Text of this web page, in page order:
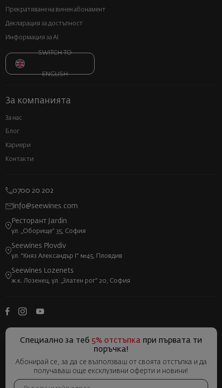
Прекратяване на винен абонамент
Декларация за достъпност
Информация за AI
SWITCH TO
ENGLISH
За компанията
За нас
Блог
Кариери
Контакти
0700 20 202
info@seewines.com
Ресторант Jardin
ул. „Оборище“ 35, София
Seewines Plovdiv
ул. "Княз Александър I" №45, Пловдив
Seewines Lozenets
ж.к. Лозенец, ул. „Златен рог“ 20, София
Специално за теб 5% отстъпка при първата ти
поръчка!
Абонирай се, за да се възползваш от своята отстъпка и да
получаваш още ексклузивни оферти и новини!